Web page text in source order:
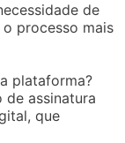
de
processo mais
plataforma?
de assinatura
que